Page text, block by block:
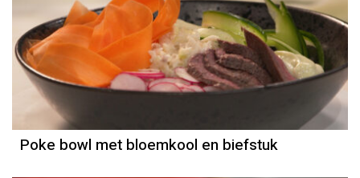
Recept
Sandra Ysbrandy
Poke bowl met bloemkool en biefstuk